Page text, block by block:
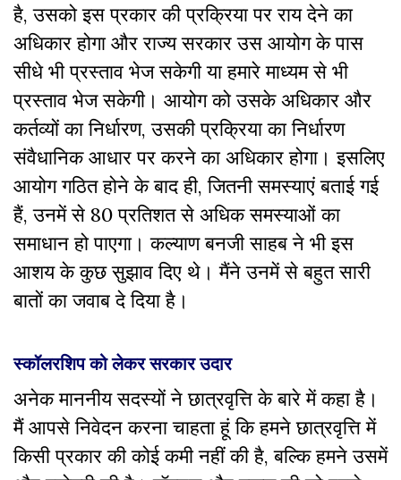
है, उसको इस प्रकार की प्रक्रिया पर राय देने का
अधिकार होगा और राज्य सरकार उस आयोग के पास
सीधे भी प्रस्ताव भेज सकेगी या हमारे माध्यम से भी
प्रस्ताव भेज सकेगी। आयोग को उसके अधिकार और
कर्तव्यों का निर्धारण, उसकी प्रक्रिया का निर्धारण
संवैधानिक आधार पर करने का अधिकार होगा। इसलिए
आयोग गठित होने के बाद ही, जितनी समस्याएं बताई गई
हैं, उनमें से 80 प्रतिशत से अधिक समस्याओं का
समाधान हो पाएगा। कल्याण बनजी साहब ने भी इस
आशय के कुछ सुझाव दिए थे। मैंने उनमें से बहुत सारी
बातों का जवाब दे दिया है।
स्कॉलरशिप को लेकर सरकार उदार
अनेक माननीय सदस्यों ने छात्रवृत्ति के बारे में कहा है।
मैं आपसे निवेदन करना चाहता हूं कि ‍हमने छात्रवृत्ति में
किसी प्रकार की कोई कमी नहीं की है, बल्कि हमने उसमें